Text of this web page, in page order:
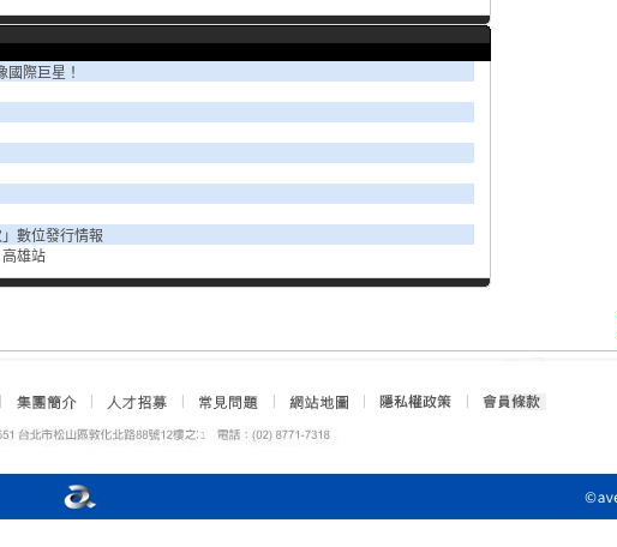
際巨星！
數位發行情報
雄站